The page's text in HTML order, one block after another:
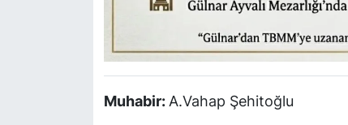
Muhabir: A.Vahap Şehitoğlu